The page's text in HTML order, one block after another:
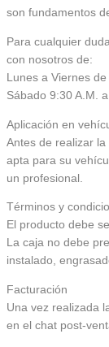
son fundamentos
Para cualquier
con nosotros de:
Lunes a Viernes
Sábado 9:30 A.M.
Aplicación en
Antes de realizar
apta para su
un profesional.
Términos y
El producto debe
La caja no debe
instalado,
Facturación
Una vez realizada
en el chat post-